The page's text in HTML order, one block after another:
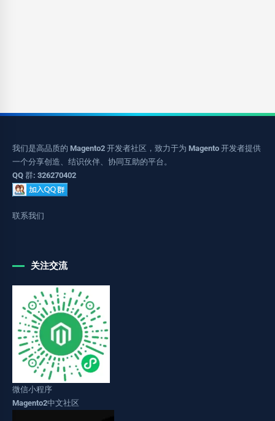
我们是高品质的 Magento2 开发者社区，致力于为 Magento 开发者提供
一个分享创造、结识伙伴、协同互助的平台。
QQ 群: 326270402
联系我们
关注交流
微信小程序
Magento2中文社区